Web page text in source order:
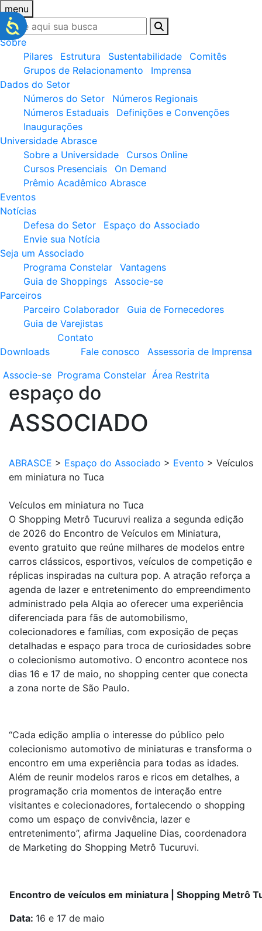
menu
Sobre
Pilares
Estrutura Sustentabilidade
Comitês
Grupos de Relacionamento
Imprensa
Dados do Setor
Números do Setor
Números Regionais
Números Estaduais
Definições e Convenções
Inaugurações
Universidade Abrasce
Sobre a Universidade
Cursos Online
Cursos Presenciais
On Demand
Prêmio Acadêmico Abrasce
Eventos
Notícias
Defesa do Setor
Espaço do Associado
Envie sua Notícia
Seja um Associado
Programa Constelar
Vantagens
Guia de Shoppings
Associe-se
Parceiros
Parceiro Colaborador
Guia de Fornecedores
Guia de Varejistas
Downloads
Contato
Fale conosco
Assessoria de Imprensa
Associe-se Programa Constelar Área Restrita
espaço do
ASSOCIADO
ABRASCE > Espaço do Associado > Evento > Veículos
em miniatura no Tuca
Veículos em miniatura no Tuca
O Shopping Metrô Tucuruvi realiza a segunda edição
de 2026 do Encontro de Veículos em Miniatura,
evento gratuito que reúne milhares de modelos entre
carros clássicos, esportivos, veículos de competição e
réplicas inspiradas na cultura pop. A atração reforça a
agenda de lazer e entretenimento do empreendimento
administrado pela Alqia ao oferecer uma experiência
diferenciada para fãs de automobilismo,
colecionadores e famílias, com exposição de peças
detalhadas e espaço para troca de curiosidades sobre
o colecionismo automotivo. O encontro acontece nos
dias 16 e 17 de maio, no shopping center que conecta
a zona norte de São Paulo.
“Cada edição amplia o interesse do público pelo
colecionismo automotivo de miniaturas e transforma o
encontro em uma experiência para todas as idades.
Além de reunir modelos raros e ricos em detalhes, a
programação cria momentos de interação entre
visitantes e colecionadores, fortalecendo o shopping
como um espaço de convivência, lazer e
entretenimento”, afirma Jaqueline Dias, coordenadora
de Marketing do Shopping Metrô Tucuruvi.
Encontro de veículos em miniatura | Shopping Metrô
Data: 16 e 17 de maio